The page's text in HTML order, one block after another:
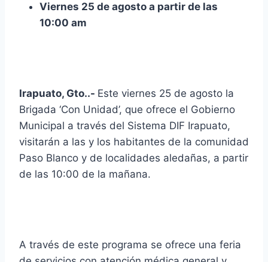
Viernes 25 de agosto a partir de las
10:00 am
Irapuato, Gto..- Este viernes 25 de agosto la
Brigada ‘Con Unidad’, que ofrece el Gobierno
Municipal a través del Sistema DIF Irapuato,
visitarán a las y los habitantes de la comunidad
Paso Blanco y de localidades aledañas, a partir
de las 10:00 de la mañana.
A través de este programa se ofrece una feria